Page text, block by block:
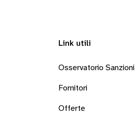
Link utili
Osservatorio Sanzioni
Fornitori
Offerte